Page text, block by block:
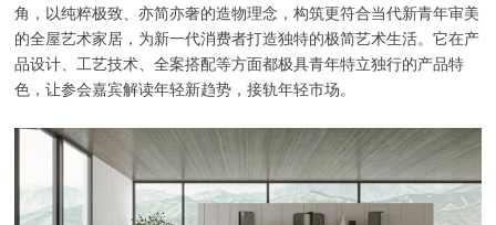
角，以纯粹极致、亦简亦奢的造物理念，构筑更符合当代新青年审美
的全屋艺术家居，为新一代消费者打造独特的极简艺术生活。它在产
品设计、工艺技术、全案搭配等方面都极具青年特立独行的产品特
色，让参会嘉宾解读年轻新趋势，接轨年轻市场。